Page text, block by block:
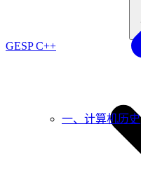
一、计算机历史
GESP C++